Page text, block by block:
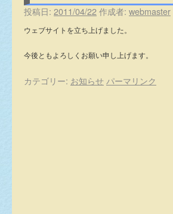
投稿日: 2011/04/22作成者: webmaster
ウェブサイトを立ち上げました。
今後ともよろしくお願い申し上げます。
カテゴリー: お知らせ パーマリンク